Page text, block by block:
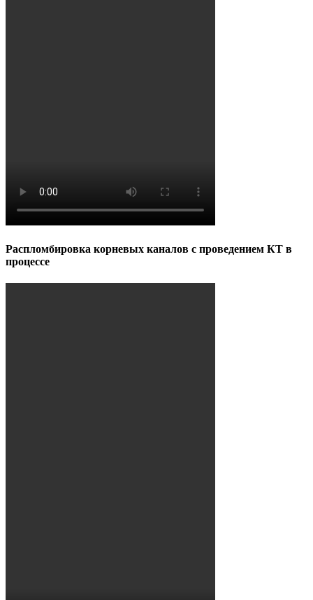
Распломбировка корневых каналов с проведением КТ в
процессе